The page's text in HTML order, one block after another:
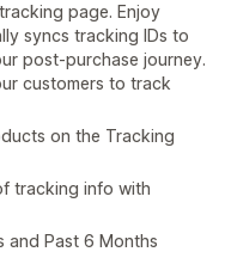
page. Enjoy
syncs tracking IDs to
post-purchase journey.
customers to track
on the Tracking
tracking info with
and Past 6 Months